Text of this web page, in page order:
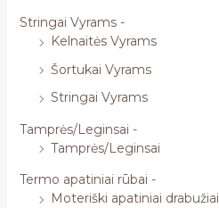
Stringai Vyrams -
Kelnaitės Vyrams
Šortukai Vyrams
Stringai Vyrams
Tamprės/Leginsai -
Tamprės/Leginsai
Termo apatiniai rūbai -
Moteriški apatiniai drabužiai